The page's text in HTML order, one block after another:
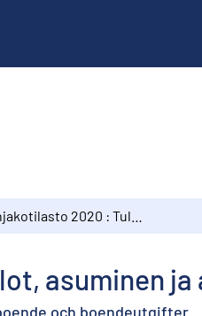
asuminen
och boendeutgifter